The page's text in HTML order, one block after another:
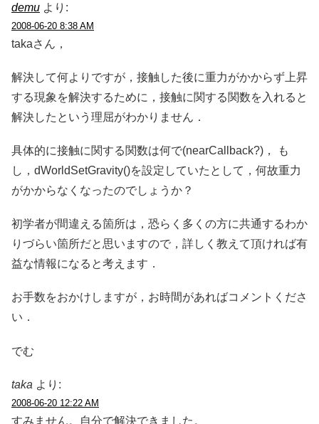
demu より:
2008-06-20 8:38 AM
takaさん，
解決して何よりですが，接触した後に重力がかからず上昇
する現象を解決するために，接触に関する関数を入れると
解決したという理屈がわかりません．
具体的に接触に関する関数は何で(nearCallback?)， も
し，dWorldSetGravity()を設定していたとして，何故重力
がかからなくなったのでしょうか？
初学者が間違える箇所は，恐らく多くの方に共通するわか
りづらい箇所だと思いますので，詳しく教えて頂ければ有
益な情報になると考えます．
お手数をおかけしますが，お時間があればコメントくださ
い．
でむ
taka より:
2008-06-20 12:22 AM
すみません。自分で解決できました。